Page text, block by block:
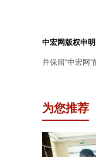
中宏网版权申明
并保留“中宏网”
为您推荐